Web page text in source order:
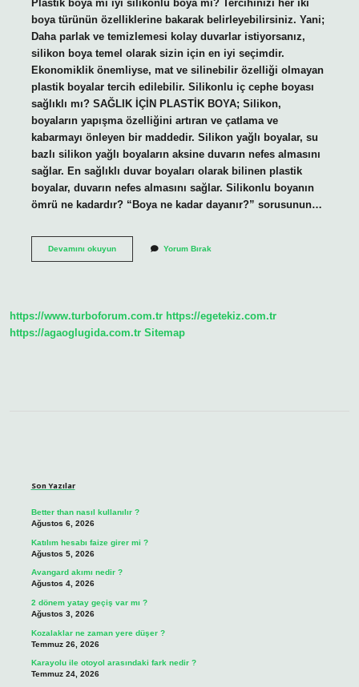
Plastik boya mı iyi silikonlu boya mı? Tercihinizi her iki
boya türünün özelliklerine bakarak belirleyebilirsiniz. Yani;
Daha parlak ve temizlemesi kolay duvarlar istiyorsanız,
silikon boya temel olarak sizin için en iyi seçimdir.
Ekonomiklik önemliyse, mat ve silinebilir özelliği olmayan
plastik boyalar tercih edilebilir. Silikonlu iç cephe boyası
sağlıklı mı? SAĞLIK İÇİN PLASTİK BOYA; Silikon,
boyaların yapışma özelliğini artıran ve çatlama ve
kabarmayı önleyen bir maddedir. Silikon yağlı boyalar, su
bazlı silikon yağlı boyaların aksine duvarın nefes almasını
sağlar. En sağlıklı duvar boyaları olarak bilinen plastik
boyalar, duvarın nefes almasını sağlar. Silikonlu boyanın
ömrü ne kadardır? “Boya ne kadar dayanır?” sorusunun…
Devamını okuyunSilikonlu
Yorum Bırak
https://www.turboforum.com.tr https://egetekiz.com.tr
https://agaoglugida.com.tr Sitemap
Son Yazılar
Better than nasıl kullanılır ?
Ağustos 6, 2026
Katılım hesabı faize girer mi ?
Ağustos 5, 2026
Avangard akımı nedir ?
Ağustos 4, 2026
2 dönem yatay geçiş var mı ?
Ağustos 3, 2026
Kozalaklar ne zaman yere düşer ?
Temmuz 26, 2026
Karayolu ile otoyol arasındaki fark nedir ?
Temmuz 24, 2026